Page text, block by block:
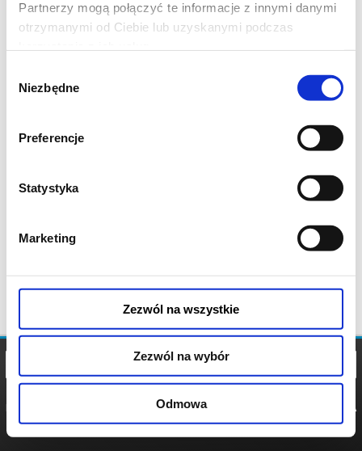
Partnerzy mogą połączyć te informacje z innymi danymi
otrzymanymi od Ciebie lub uzyskanymi podczas
zgody
Niezbędne
Preferencje
Statystyka
Marketing
Zezwól na wszystkie
Zezwól na wybór
Odmowa
POLITYKA
POLITYKA